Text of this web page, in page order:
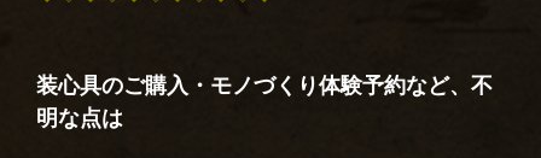
装心具のご購入・モノづくり体験予約など、不
明な点は